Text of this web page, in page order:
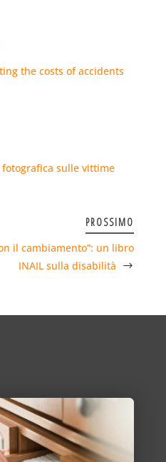
the costs of accidents
sulle vittime
PROSSIMO
il cambiamento”: un libro
INAIL sulla disabilità